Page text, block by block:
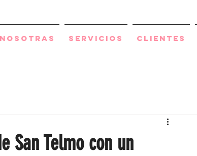
Nosotras Servicios Clientes
San Telmo con un